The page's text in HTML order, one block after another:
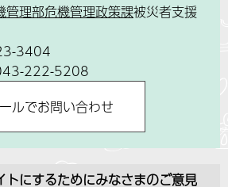
管理部危機管理政策課被災者支援
3404
222-5208
トにするためにみなさまのご意見